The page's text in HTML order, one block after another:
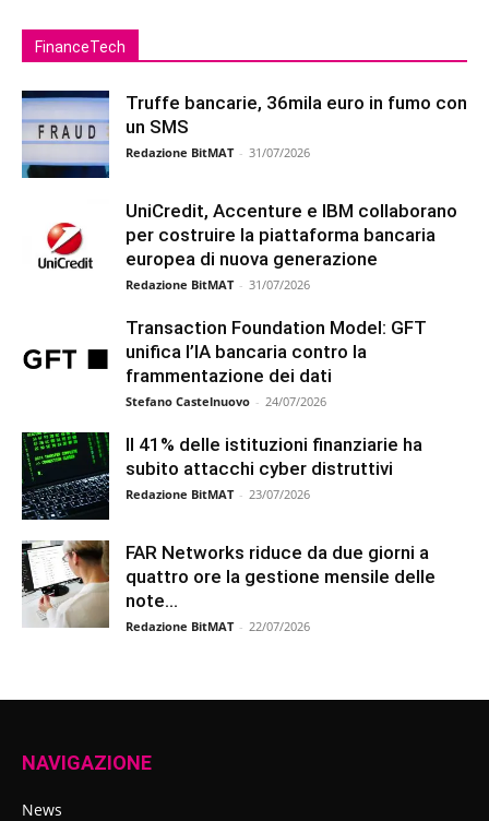
FinanceTech
Truffe bancarie, 36mila euro in fumo con
un SMS
Redazione BitMAT - 31/07/2026
UniCredit, Accenture e IBM collaborano
per costruire la piattaforma bancaria
europea di nuova generazione
Redazione BitMAT - 31/07/2026
Transaction Foundation Model: GFT
unifica l’IA bancaria contro la
frammentazione dei dati
Stefano Castelnuovo - 24/07/2026
Il 41% delle istituzioni finanziarie ha
subito attacchi cyber distruttivi
Redazione BitMAT - 23/07/2026
FAR Networks riduce da due giorni a
quattro ore la gestione mensile delle
note...
Redazione BitMAT - 22/07/2026
NAVIGAZIONE
News